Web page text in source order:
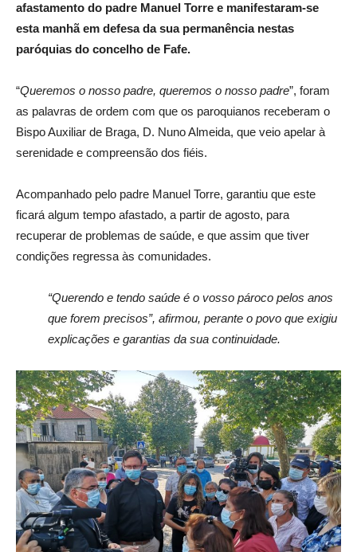
afastamento do padre Manuel Torre e manifestaram-se
esta manhã em defesa da sua permanência nestas
paróquias do concelho de Fafe.
“Queremos o nosso padre, queremos o nosso padre”, foram
as palavras de ordem com que os paroquianos receberam o
Bispo Auxiliar de Braga, D. Nuno Almeida, que veio apelar à
serenidade e compreensão dos fiéis.
Acompanhado pelo padre Manuel Torre, garantiu que este
ficará algum tempo afastado, a partir de agosto, para
recuperar de problemas de saúde, e que assim que tiver
condições regressa às comunidades.
“Querendo e tendo saúde é o vosso pároco pelos anos
que forem precisos”, afirmou, perante o povo que exigiu
explicações e garantias da sua continuidade.